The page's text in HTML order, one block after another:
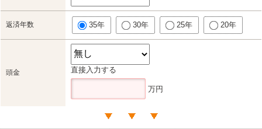
返済年数 35年 30年 25年 20年
頭金 直接入力する
万円